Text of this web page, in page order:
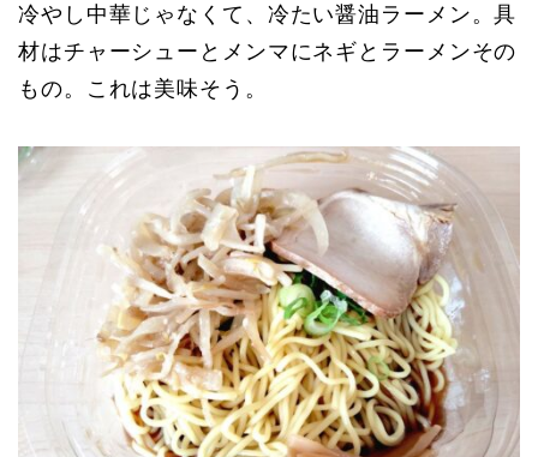
冷やし中華じゃなくて、冷たい醤油ラーメン。具
材はチャーシューとメンマにネギとラーメンその
もの。これは美味そう。